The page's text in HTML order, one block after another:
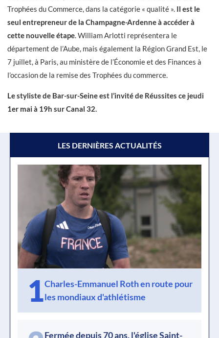
Trophées du Commerce, dans la catégorie « qualité ». Il est le
seul entrepreneur de la Champagne-Ardenne à accéder à
cette nouvelle étape. William Arlotti représentera le
département de l’Aube, mais également la Région Grand Est, le
7 juillet, à Paris, au ministère de l’Économie et des Finances à
l’occasion de la remise des Trophées du commerce.
Le styliste de Bar-sur-Seine est l’invité de Réussites ce jeudi
1er mai à 19h sur Canal 32.
LES DERNIÈRES ACTUALITÉS
1Charles-Emmanuel Roth en route pour
les mondiaux d'athlétisme
Fermée depuis 70 ans, l'église Saint-